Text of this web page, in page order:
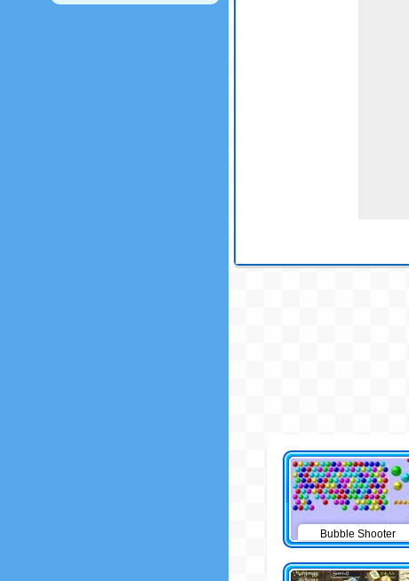
Bubble Shooter